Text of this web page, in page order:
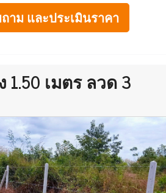
าม และประเมินราคา
1.50 เมตร ลวด 3